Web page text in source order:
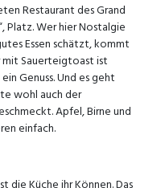
Restaurant des Grand
Platz. Wer hier Nostalgie
Essen schätzt, kommt
mit Sauerteigtoast ist
Genuss. Und es geht
wohl auch der
Apfel, Birne und
einfach.
Küche ihr Können. Das